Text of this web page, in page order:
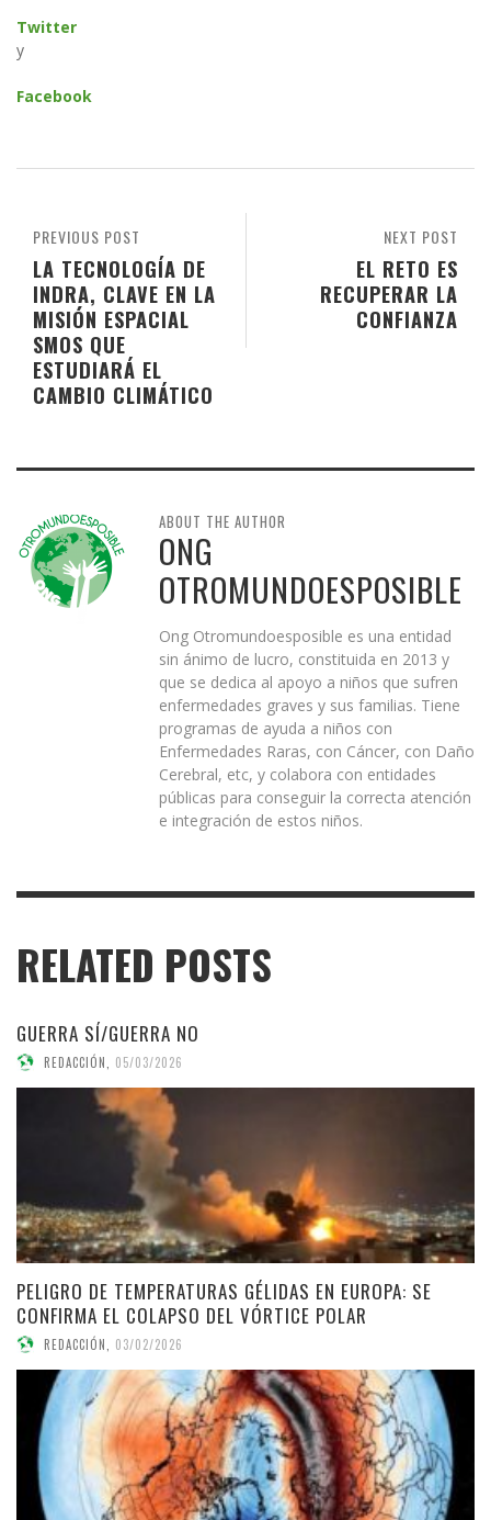
Twitter
y
Facebook
NEXT POST
EL RETO ES
RECUPERAR LA
CONFIANZA
PREVIOUS POST
LA TECNOLOGÍA DE
INDRA, CLAVE EN LA
MISIÓN ESPACIAL
SMOS QUE
ESTUDIARÁ EL
CAMBIO CLIMÁTICO
ABOUT THE AUTHOR
ONG
OTROMUNDOESPOSIBLE
Ong Otromundoesposible es una entidad
sin ánimo de lucro, constituida en 2013 y
que se dedica al apoyo a niños que sufren
enfermedades graves y sus familias. Tiene
programas de ayuda a niños con
Enfermedades Raras, con Cáncer, con Daño
Cerebral, etc, y colabora con entidades
públicas para conseguir la correcta atención
e integración de estos niños.
RELATED POSTS
GUERRA SÍ/GUERRA NO
REDACCIÓN 05/03/2026
PELIGRO DE TEMPERATURAS GÉLIDAS EN EUROPA: SE
CONFIRMA EL COLAPSO DEL VÓRTICE POLAR
REDACCIÓN 03/02/2026